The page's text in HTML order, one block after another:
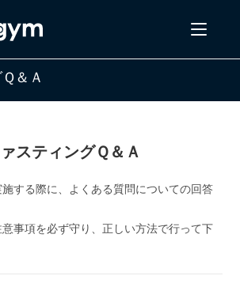
＆Ａ
スティングＱ＆Ａ
する際に、よくある質問についての回答
事項を必ず守り、正しい方法で行って下